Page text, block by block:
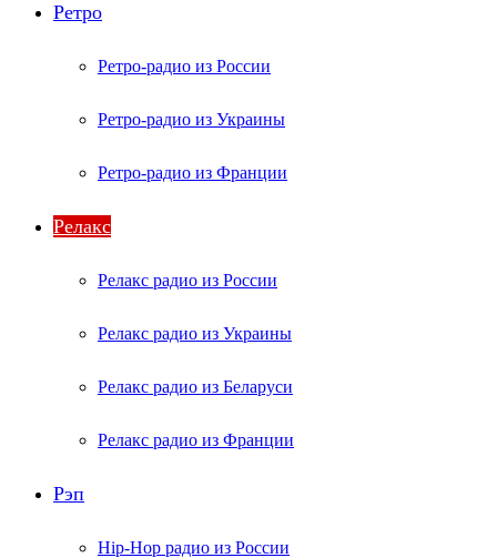
Ретро
Ретро-радио из России
Ретро-радио из Украины
Ретро-радио из Франции
Релакс
Релакс радио из России
Релакс радио из Украины
Релакс радио из Беларуси
Релакс радио из Франции
Рэп
Hip-Hop радио из России